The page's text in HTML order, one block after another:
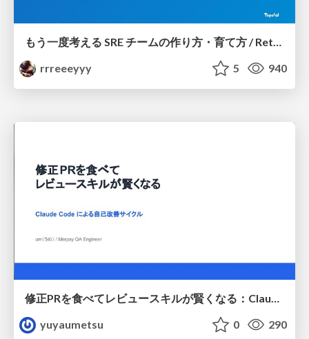
もう一度考える SRE チームの作り方・育て方 / Rethinking SRE #1: Building and Growing SRE Teams
rrreeeyyy
5 940
修正PRを食べてレビュースキルが賢くなる：Claude Codeによる自己改善サイクル
yuyaumetsu
0 290